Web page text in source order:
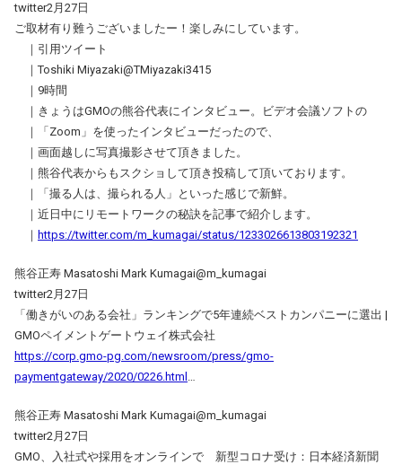
twitter2月27日
ご取材有り難うございましたー！楽しみにしています。
｜引用ツイート
｜Toshiki Miyazaki@TMiyazaki3415
｜9時間
｜きょうはGMOの熊谷代表にインタビュー。ビデオ会議ソフトの
｜「Zoom」を使ったインタビューだったので、
｜画面越しに写真撮影させて頂きました。
｜熊谷代表からもスクショして頂き投稿して頂いております。
｜「撮る人は、撮られる人」といった感じで新鮮。
｜近日中にリモートワークの秘訣を記事で紹介します。
｜ https://twitter.com/m_kumagai/status/1233026613803192321
熊谷正寿 Masatoshi Mark Kumagai@m_kumagai
twitter2月27日
「働きがいのある会社」ランキングで5年連続ベストカンパニーに選出 |
GMOペイメントゲートウェイ株式会社
https://corp.gmo-pg.com/newsroom/press/gmo-
paymentgateway/2020/0226.html …
熊谷正寿 Masatoshi Mark Kumagai@m_kumagai
twitter2月27日
GMO、入社式や採用をオンラインで 新型コロナ受け：日本経済新聞